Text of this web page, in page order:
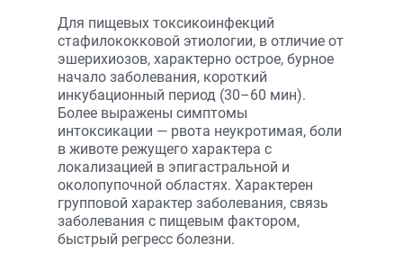
Для пищевых токсикоинфекций
стафилококковой этиологии, в отличие от
эшерихиозов, характерно острое, бурное
начало заболевания, короткий
инкубационный период (30–60 мин).
Более выражены симптомы
интоксикации — рвота неукротимая, боли
в животе режущего характера с
локализацией в эпигастральной и
околопупочной областях. Характерен
групповой характер заболевания, связь
заболевания с пищевым фактором,
быстрый регресс болезни.